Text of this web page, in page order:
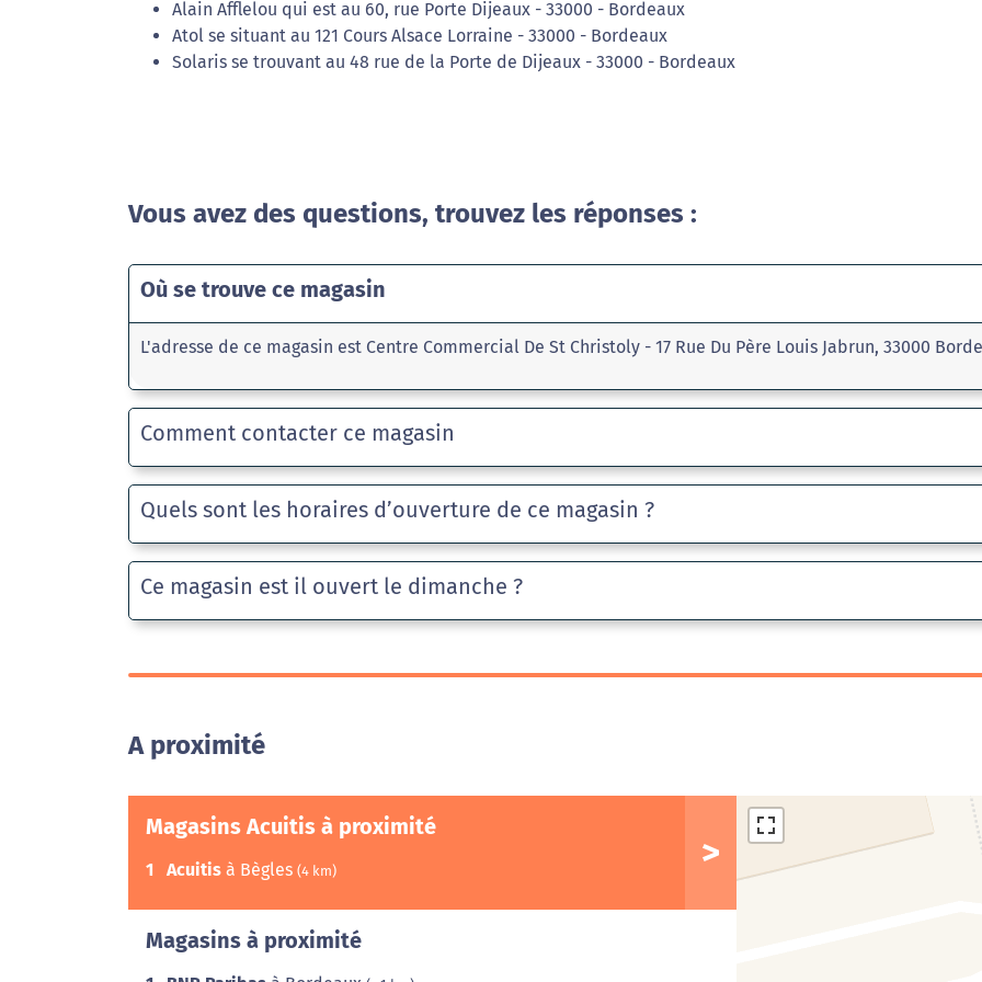
Alain Afflelou qui est au 60, rue Porte Dijeaux - 33000 - Bordeaux
Atol se situant au 121 Cours Alsace Lorraine - 33000 - Bordeaux
Solaris se trouvant au 48 rue de la Porte de Dijeaux - 33000 - Bordeaux
Vous avez des questions, trouvez les réponses :
Où se trouve ce magasin
L'adresse de ce magasin est Centre Commercial De St Christoly - 17 Rue Du Père Louis Jabrun, 33000
Comment contacter ce magasin
Quels sont les horaires d’ouverture de ce magasin ?
Ce magasin est il ouvert le dimanche ?
A proximité
Magasins Acuitis à proximité
1 Acuitis à Bègles (4 km)
Magasins à proximité